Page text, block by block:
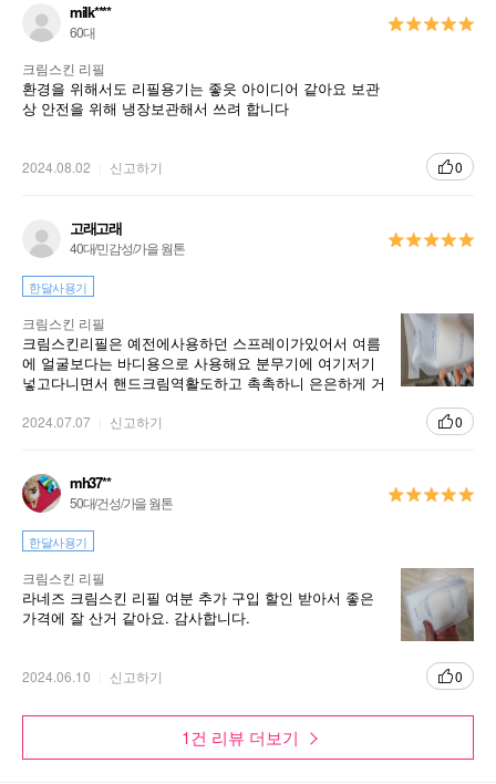
milk****
60대
크림스킨 리필
환경을 위해서도 리필용기는 좋읏 아이디어 같아요 보관
상 안전을 위해 냉장보관해서 쓰려 합니다
2024.08.02 신고하기 0
고래고래
40대/민감성/가을 웜톤
한달사용기
크림스킨 리필
크림스킨리필은 예전에사용하던 스프레이가있어서 여름
에 얼굴보다는 바디용으로 사용해요 분무기에 여기저기
넣고다니면서 핸드크림역활도하고 촉촉하니 은은하게 거
2024.07.07 신고하기 0
mh37**
50대/건성/가을 웜톤
한달사용기
크림스킨 리필
라네즈 크림스킨 리필 여분 추가 구입 할인 받아서 좋은
가격에 잘 산거 같아요. 감사합니다.
2024.06.10 신고하기 0
1건 리뷰 더보기